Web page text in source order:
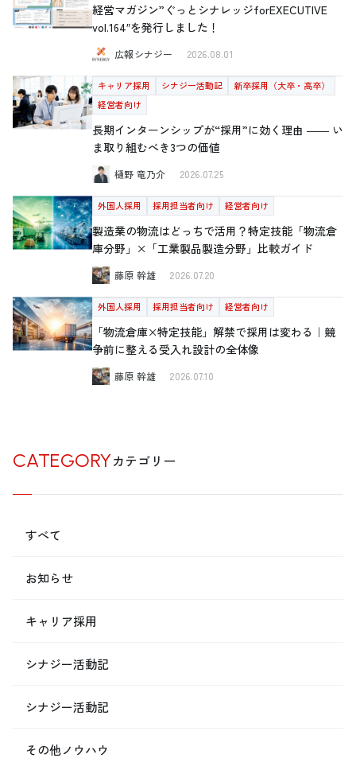
経営マガジン”ぐっとシナレッジforEXECUTIVE
vol.164″を発行しました！
広報シナジー 2026.08.01
キャリア採用 シナジー活動記
新卒採用（大卒・高卒）
経営者向け
長期インターンシップが“採用”に効く理由 ―― い
ま取り組むべき3つの価値
樋野 竜乃介 2026.07.25
外国人採用 採用担当者向け 経営者向け
製造業の物流はどっちで活用？特定技能「物流倉
庫分野」×「工業製品製造分野」比較ガイド
藤原 幹雄 2026.07.20
外国人採用 採用担当者向け 経営者向け
「物流倉庫×特定技能」解禁で採用は変わる｜競
争前に整える受入れ設計の全体像
藤原 幹雄 2026.07.10
CATEGORYカテゴリー
すべて
お知らせ
キャリア採用
シナジー活動記
シナジー活動記
その他ノウハウ